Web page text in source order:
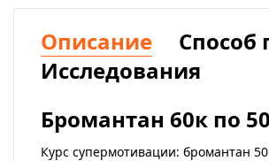
Описание Способ
Исследования
Бромантан 60к по
Курс супермотивации: бромантан